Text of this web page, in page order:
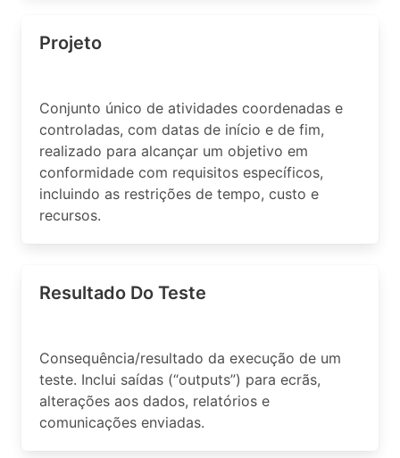
Projeto
Conjunto único de atividades coordenadas e
controladas, com datas de início e de fim,
realizado para alcançar um objetivo em
conformidade com requisitos específicos,
incluindo as restrições de tempo, custo e
recursos.
Resultado Do Teste
Consequência/resultado da execução de um
teste. Inclui saídas (“outputs”) para ecrãs,
alterações aos dados, relatórios e
comunicações enviadas.